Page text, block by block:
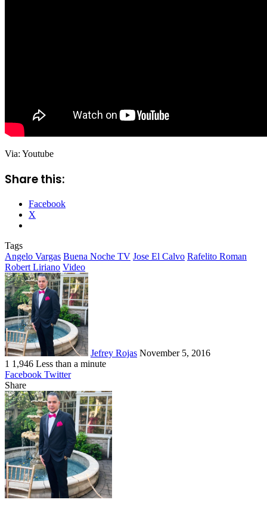
Via: Youtube
Share this:
Facebook
X
Tags
Angelo Vargas Buena Noche TV Jose El Calvo Rafelito Roman
Robert Liriano Video
Jefrey Rojas November 5, 2016
1 1,946 Less than a minute
Facebook TwitterLinkedIn
Tumblr
Pinterest
Reddit
VKontakte
Odnoklassniki
Pocket
Share
Facebook
Twitter
LinkedIn
Tumblr
Pinterest
Reddit
VKontakte
Odnoklassniki
Pocket
Share
via
Email
Print